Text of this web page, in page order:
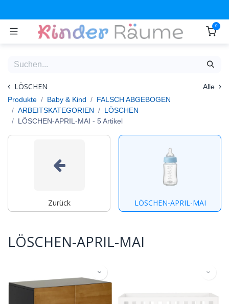
0
LÖSCHEN
Alle
Produkte
Baby & Kind
FALSCH ABGEBOGEN
ARBEITSKATEGORIEN
LÖSCHEN
LÖSCHEN-APRIL-MAI - 5 Artikel
Zurück LÖSCHEN-APRIL-MAI
LÖSCHEN-APRIL-MAI